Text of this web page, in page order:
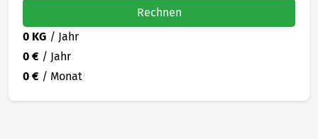
Rechnen
0 KG / Jahr
0 € / Jahr
0 € / Monat